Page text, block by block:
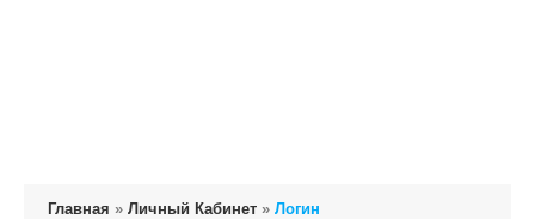
Главная » Личный Кабинет » Логин